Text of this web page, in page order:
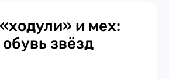
и мех:
звёзд